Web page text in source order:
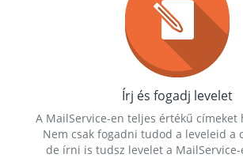
Írj és fogadj levelet
A MailService-en teljes értékű címeket
Nem csak fogadni tudod a leveleid a
de írni is tudsz levelet a